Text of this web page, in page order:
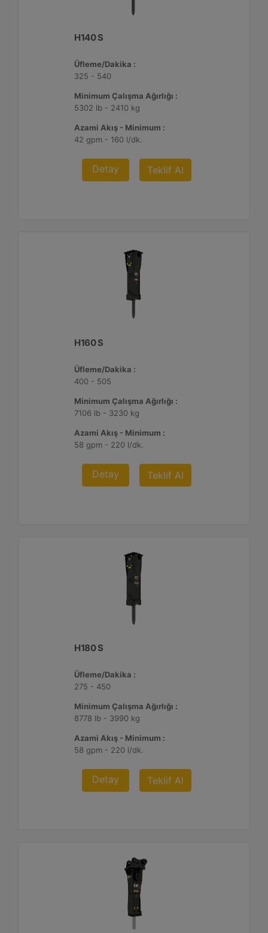
H140 S
Üfleme/Dakika :
325 - 540
Minimum Çalışma Ağırlığı :
5302 lb - 2410 kg
Azami Akış - Minimum :
42 gpm - 160 l/dk.
Detay Teklif Al
H160 S
Üfleme/Dakika :
400 - 505
Minimum Çalışma Ağırlığı :
7106 lb - 3230 kg
Azami Akış - Minimum :
58 gpm - 220 l/dk.
Detay Teklif Al
H180 S
Üfleme/Dakika :
275 - 450
Minimum Çalışma Ağırlığı :
8778 lb - 3990 kg
Azami Akış - Minimum :
58 gpm - 220 l/dk.
Detay Teklif Al